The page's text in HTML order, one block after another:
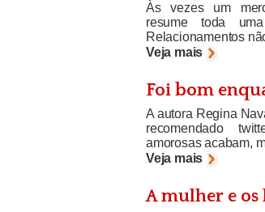
Às vezes um
resume toda
Relacionamentos
Veja mais
Foi bom
A autora Regina
recomendado
amorosas acabam,
Veja mais
A mulher e os